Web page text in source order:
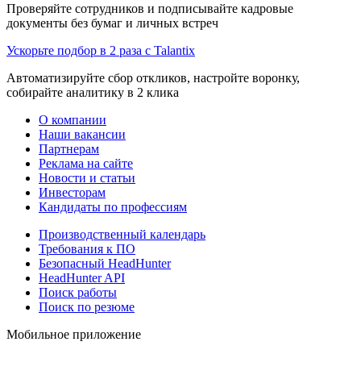
Проверяйте сотрудников и подписывайте кадровые
документы без бумаг и личных встреч
Ускорьте подбор в 2 раза с Talantix
Автоматизируйте сбор откликов, настройте воронку,
собирайте аналитику в 2 клика
О компании
Наши вакансии
Партнерам
Реклама на сайте
Новости и статьи
Инвесторам
Кандидаты по профессиям
Производственный календарь
Требования к ПО
Безопасный HeadHunter
HeadHunter API
Поиск работы
Поиск по резюме
Мобильное приложение